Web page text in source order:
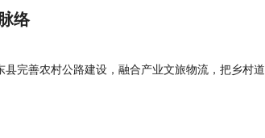
络
完善农村公路建设，融合产业文旅物流，把乡村